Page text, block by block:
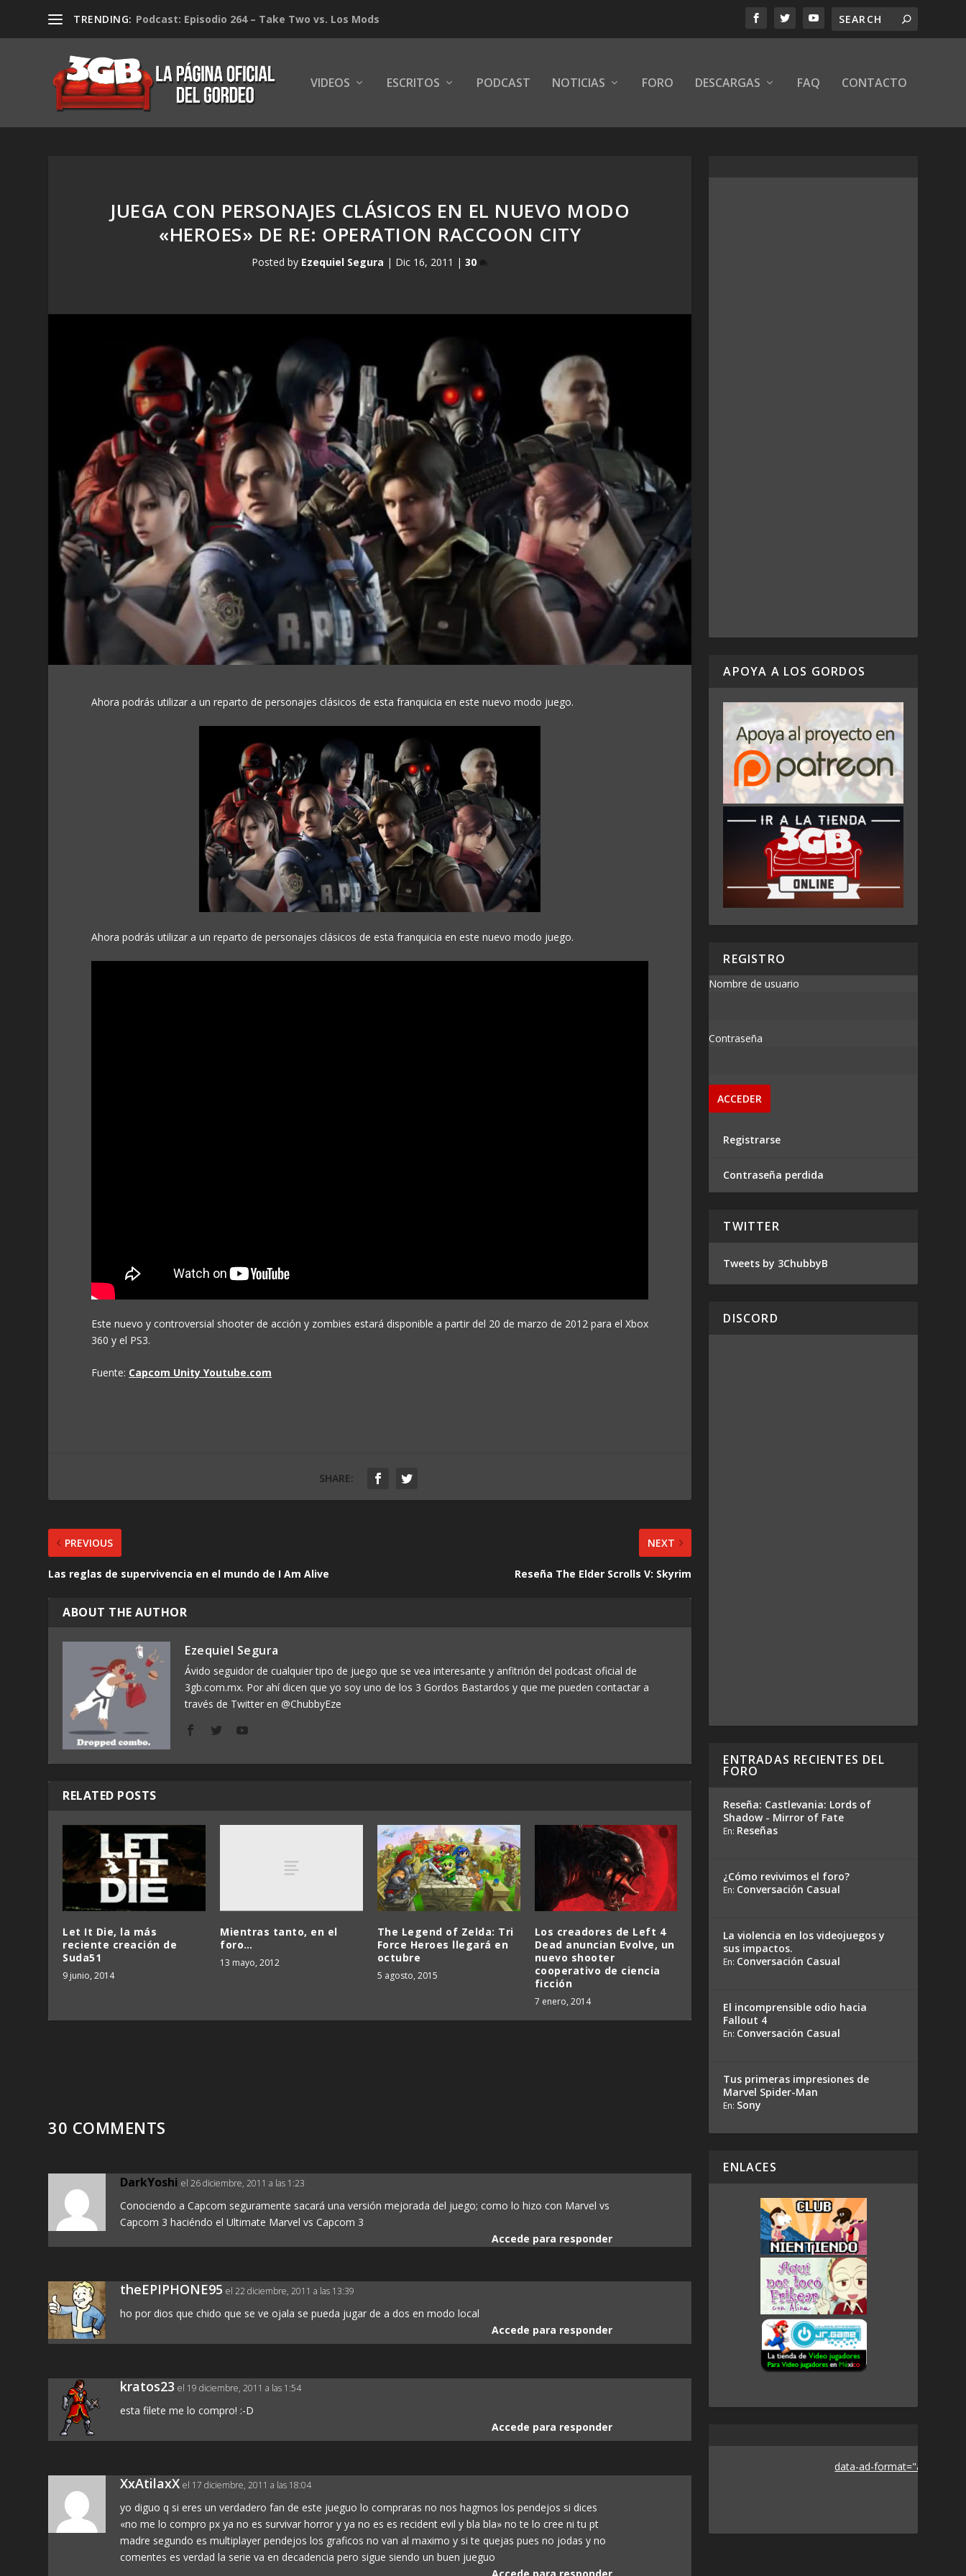
TRENDING: Podcast: Episodio 264 – Take Two vs. Los Mods
VIDEOS ESCRITOS PODCAST NOTICIAS FORO DESCARGAS FAQ CONTACTO
JUEGA CON PERSONAJES CLÁSICOS EN EL NUEVO MODO
«HEROES» DE RE: OPERATION RACCOON CITY
Posted by Ezequiel Segura | Dic 16, 2011 |30
Ahora podrás utilizar a un reparto de personajes clásicos de esta franquicia en este nuevo modo juego.
Ahora podrás utilizar a un reparto de personajes clásicos de esta franquicia en este nuevo modo juego.
Este nuevo y controversial shooter de acción y zombies estará disponible a partir del 20 de marzo de 2012 para el Xbox
360 y el PS3.
Fuente: Capcom Unity Youtube.com
SHARE:
PREVIOUS
Las reglas de supervivencia en el mundo de I Am Alive
NEXT
Reseña The Elder Scrolls V: Skyrim
ABOUT THE AUTHOR
Ezequiel Segura
Ávido seguidor de cualquier tipo de juego que se vea interesante y anfitrión del podcast oficial de
3gb.com.mx. Por ahí dicen que yo soy uno de los 3 Gordos Bastardos y que me pueden contactar a
través de Twitter en @ChubbyEze
RELATED POSTS
Let It Die, la más
reciente creación de
Suda51
9 junio, 2014
Mientras tanto, en el
foro…
13 mayo, 2012
The Legend of Zelda: Tri
Force Heroes llegará en
octubre
5 agosto, 2015
Los creadores de Left 4
Dead anuncian Evolve, un
nuevo shooter
cooperativo de ciencia
ficción
7 enero, 2014
30 COMMENTS
DarkYoshi el 26 diciembre, 2011 a las 1:23
Conociendo a Capcom seguramente sacará una versión mejorada del juego; como lo hizo con Marvel vs
Capcom 3 haciéndo el Ultimate Marvel vs Capcom 3
Accede para responder
theEPIPHONE95 el 22 diciembre, 2011 a las 13:39
ho por dios que chido que se ve ojala se pueda jugar de a dos en modo local
Accede para responder
kratos23 el 19 diciembre, 2011 a las 1:54
esta filete me lo compro! :-D
Accede para responder
XxAtilaxX el 17 diciembre, 2011 a las 18:04
yo diguo q si eres un verdadero fan de este jueguo lo compraras no nos hagmos los pendejos si dices
«no me lo compro px ya no es survivar horror y ya no es es recident evil y bla bla» no te lo cree ni tu pt
madre segundo es multiplayer pendejos los graficos no van al maximo y si te quejas pues no jodas y no
comentes es verdad la serie va en decadencia pero sigue siendo un buen jueguo
Accede para responder
APOYA A LOS GORDOS
REGISTRO
Nombre de usuario
Contraseña
Registrarse
Contraseña perdida
TWITTER
Tweets by 3ChubbyB
DISCORD
ENTRADAS RECIENTES DEL
FORO
Reseña: Castlevania: Lords of
Shadow - Mirror of Fate
En: Reseñas
¿Cómo revivimos el foro?
En: Conversación Casual
La violencia en los videojuegos y
sus impactos.
En: Conversación Casual
El incomprensible odio hacia
Fallout 4
En: Conversación Casual
Tus primeras impresiones de
Marvel Spider-Man
En: Sony
ENLACES
data-ad-format="auto">